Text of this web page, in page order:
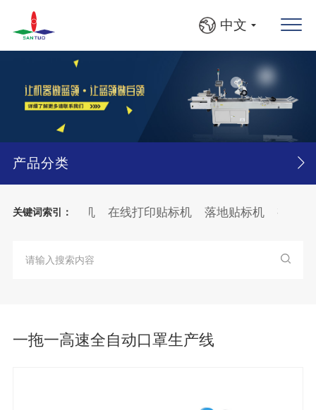
中文
产品分类
关键词索引：
统 平面贴标机 在线打印贴标机 落地贴标机 视觉缺
一拖一高速全自动口罩生产线